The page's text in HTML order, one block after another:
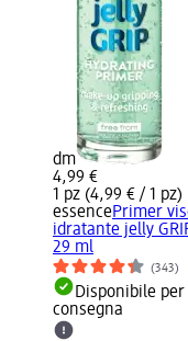
dm
4,99 €
1 pz (4,99 € / 1 pz)
essencePrimer
idratante jelly
29 ml
(343)
Disponibile per
consegna